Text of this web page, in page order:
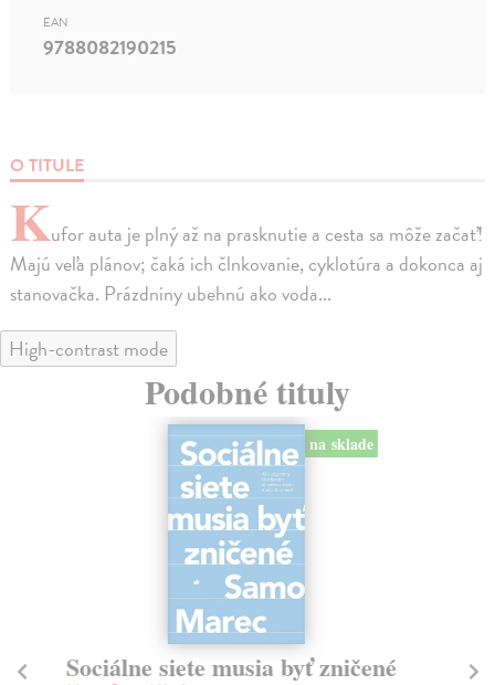
O TITULE
Kufor auta je plný až na prasknutie a cesta sa môže začať!
Majú veľa plánov; čaká ich člnkovanie, cyklotúra a dokonca aj
stanovačka. Prázdniny ubehnú ako voda...
EAN
9788082190215
High-contrast mode
Podobné tituly
na sklade
Sociálne siete musia byť zničené